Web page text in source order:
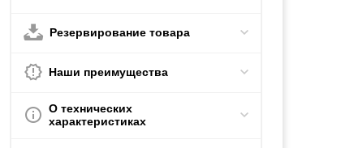
Резервирование товара
Наши преимущества
О технических
характеристиках